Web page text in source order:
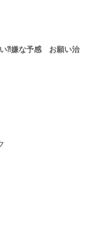
⁈嫌な予感 お願い治